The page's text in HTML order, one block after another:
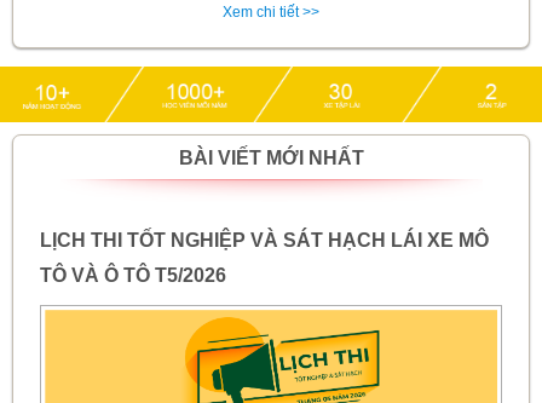
Xem chi tiết >>
BÀI VIẾT MỚI NHẤT
LỊCH THI TỐT NGHIỆP VÀ SÁT HẠCH LÁI XE MÔ
TÔ VÀ Ô TÔ T5/2026